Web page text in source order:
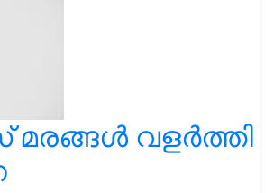
മരങ്ങൾ വളർത്തി